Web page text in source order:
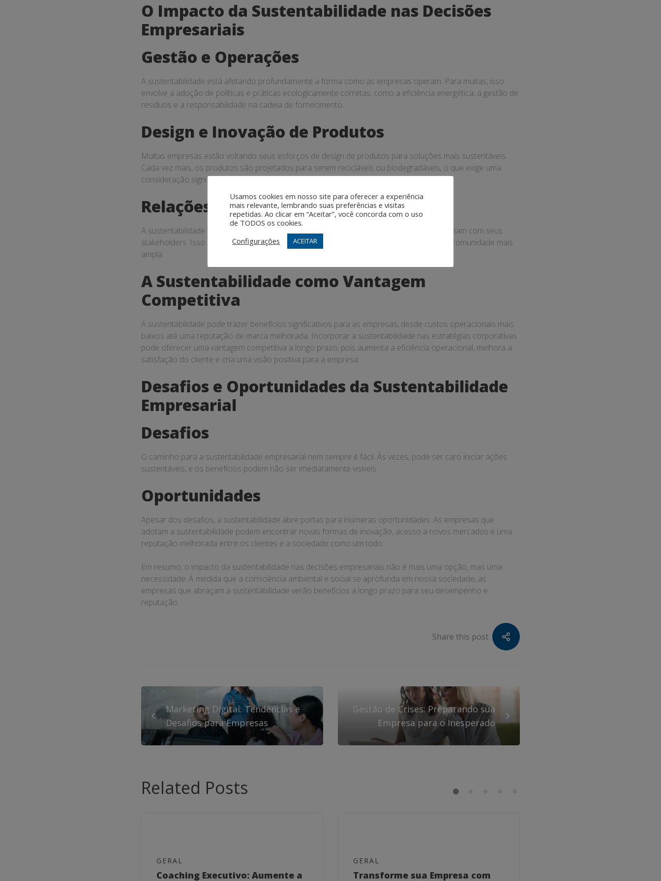
O Impacto da Sustentabilidade nas Decisões
Empresariais
Gestão e Operações
A sustentabilidade está afetando profundamente a forma como as empresas operam. Para muitas, isso
envolve a adoção de políticas e práticas ecologicamente corretas, como a eficiência energética, a gestão de
resíduos e a responsabilidade na cadeia de fornecimento.
Design e Inovação de Produtos
Muitas empresas estão voltando seus esforços de design de produtos para soluções mais sustentáveis.
Cada vez mais, os produtos são projetados para serem recicláveis ou biodegradáveis, o que exige uma
consideração significativa na fase de projeto e desenvolvimento do produto.
Relações Com Stakeholders
A sustentabilidade tem tido um grande impacto na maneira como as empresas se relacionam com seus
stakeholders. Isso inclui não apenas investidores, mas também funcionários, clientes e a comunidade mais
ampla.
A Sustentabilidade como Vantagem
Competitiva
A sustentabilidade pode trazer benefícios significativos para as empresas, desde custos operacionais mais
baixos até uma reputação de marca melhorada. Incorporar a sustentabilidade nas estratégias corporativas
pode oferecer uma vantagem competitiva a longo prazo, pois aumenta a eficiência operacional, melhora a
satisfação do cliente e cria uma visão positiva para a empresa.
Desafios e Oportunidades da Sustentabilidade
Empresarial
Desafios
O caminho para a sustentabilidade empresarial nem sempre é fácil. Às vezes, pode ser caro iniciar ações
sustentáveis, e os benefícios podem não ser imediatamente visíveis.
Oportunidades
Apesar dos desafios, a sustentabilidade abre portas para inúmeras oportunidades. As empresas que
adotam a sustentabilidade podem encontrar novas formas de inovação, acesso a novos mercados e uma
reputação melhorada entre os clientes e a sociedade como um todo.
Em resumo, o impacto da sustentabilidade nas decisões empresariais não é mais uma opção, mas uma
necessidade. À medida que a consciência ambiental e social se aprofunda em nossa sociedade, as
empresas que abraçam a sustentabilidade verão benefícios a longo prazo para seu desempenho e
reputação.
Share this post
Marketing Digital: Tendências e
Desafios para Empresas
Gestão de Crises: Preparando sua
Empresa para o Inesperado
Related Posts
GERAL
Coaching Executivo: Aumente a
GERAL
Transforme sua Empresa com
Usamos cookies em nosso site para oferecer a experiência
mais relevante, lembrando suas preferências e visitas
repetidas. Ao clicar em “Aceitar”, você concorda com o uso
de TODOS os cookies.
Configurações
ACEITAR